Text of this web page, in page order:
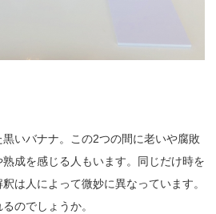
いバナナ。この2つの間に老いや腐敗
成を感じる人もいます。同じだけ時を
は人によって微妙に異なっています。
のでしょうか。